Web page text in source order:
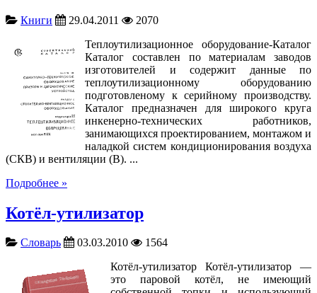
Книги 29.04.2011
2070
Теплоутилизационное оборудование-Каталог
Каталог составлен по материалам заводов
изготовителей и содержит данные по
теплоутилизационному оборудованию
подготовленому к серийному производству.
Каталог предназначен для широкого круга
инкенерно-технических работников,
занимающихся проектированием, монтажом и
наладкой систем кондиционирования воздуха
(СКВ) и вентиляции (В). ...
Подробнее »
Котёл-утилизатор
Словарь 03.03.2010
1564
Котёл-утилизатор Котёл-утилизатор —
это паровой котёл, не имеющий